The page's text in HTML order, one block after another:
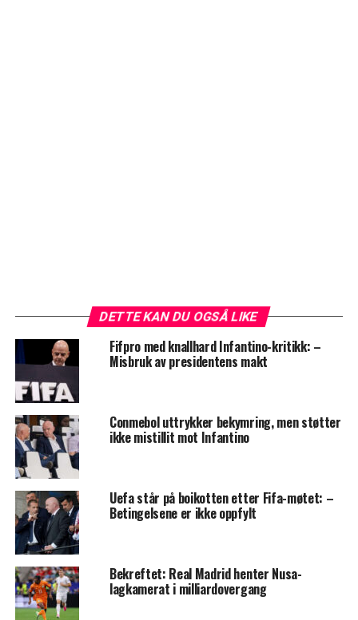
DETTE KAN DU OGSÅ LIKE
Fifpro med knallhard Infantino-kritikk: –
Misbruk av presidentens makt
Conmebol uttrykker bekymring, men støtter
ikke mistillit mot Infantino
Uefa står på boikotten etter Fifa-møtet: –
Betingelsene er ikke oppfylt
Bekreftet: Real Madrid henter Nusa-
lagkamerat i milliardovergang